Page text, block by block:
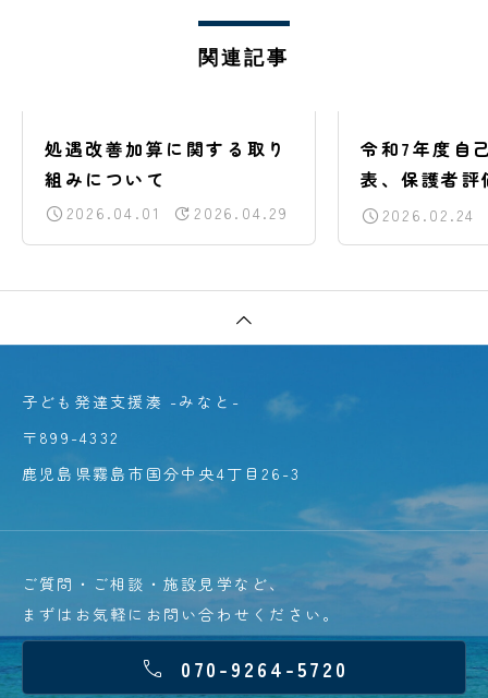
関連記事
処遇改善加算に関する取り
組みについて
2026.04.01 2026.04.29
令和7年度自
表、保護者
いて【公表】
2026.02.24
子ども発達支援湊 -みなと-
〒899-4332
鹿児島県霧島市国分中央4丁目26-3
ご質問・ご相談・施設見学など、
まずはお気軽にお問い合わせください。
 070-9264-5720